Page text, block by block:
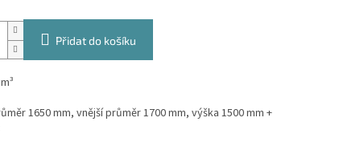
Přidat do košíku
1650 mm, vnější průměr 1700 mm, výška 1500 mm +